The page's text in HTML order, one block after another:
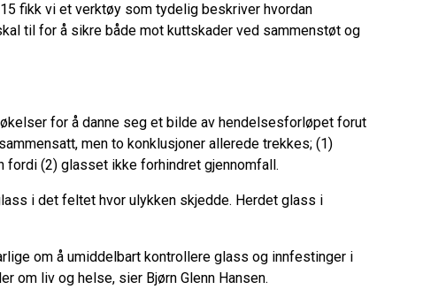
fikk vi et verktøy som tydelig beskriver hvordan
til for å sikre både mot kuttskader ved sammenstøt og
for å danne seg et bilde av hendelsesforløpet forut
men to konklusjoner allerede trekkes; (1)
(2) glasset ikke forhindret gjennomfall.
i det feltet hvor ulykken skjedde. Herdet glass i
om å umiddelbart kontrollere glass og innfestinger i
om liv og helse, sier Bjørn Glenn Hansen.